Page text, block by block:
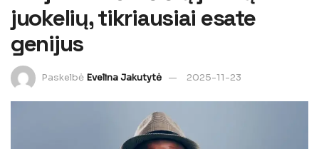
juokelių, tikriausiai esate
genijus
Paskelbė Evelina Jakutytė 2025-11-23